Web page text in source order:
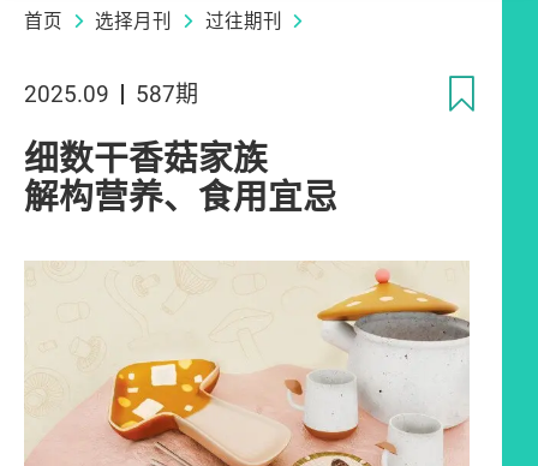
首页 选择月刊 过往期刊
2025.09 587期
细数干香菇家族
解构营养、食用宜忌